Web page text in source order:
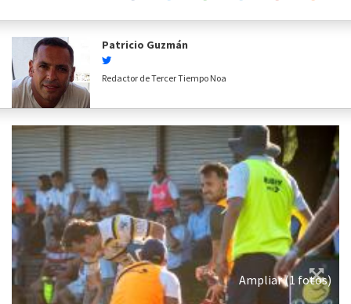
Patricio Guzmán
Redactor de Tercer Tiempo Noa
Ampliar (1 fotos)